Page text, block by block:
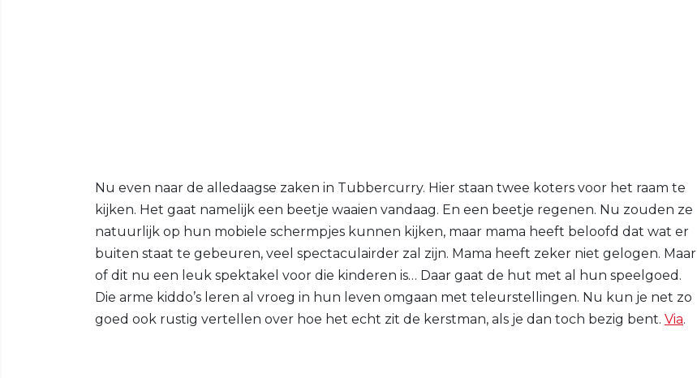
Nu even naar de alledaagse zaken in Tubbercurry. Hier staan twee koters voor het raam te
kijken. Het gaat namelijk een beetje waaien vandaag. En een beetje regenen. Nu zouden ze
natuurlijk op hun mobiele schermpjes kunnen kijken, maar mama heeft beloofd dat wat er
buiten staat te gebeuren, veel spectaculairder zal zijn. Mama heeft zeker niet gelogen. Maar
of dit nu een leuk spektakel voor die kinderen is… Daar gaat de hut met al hun speelgoed.
Die arme kiddo’s leren al vroeg in hun leven omgaan met teleurstellingen. Nu kun je net zo
goed ook rustig vertellen over hoe het echt zit de kerstman, als je dan toch bezig bent. Via.